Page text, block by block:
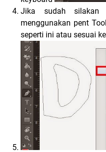
Jika sudah silakan
menggunakan pent
seperti ini atau sesuai